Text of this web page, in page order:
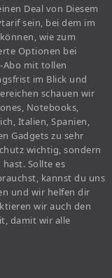
Deal von Diesem
sein, bei dem im
wie zum
Optionen bei
Abo mit tollen
im Blick und
schauen wir
Notebooks,
Italien, Spanien,
Gadgets zu sehr
wichtig, sondern
Sollte es
kannst du uns
und wir helfen dir
wir auch den
damit wir alle